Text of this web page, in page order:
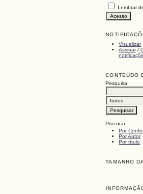
Lembrar
Visualizar
Assinar/
CONTEÚDO
Pesquisa
Procurar
Por
Por Autor
Por título
TAMANHO